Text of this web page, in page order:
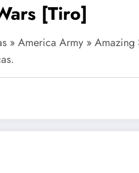
[Tiro]
» America Army »